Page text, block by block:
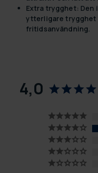
Extra trygghet: Den
ytterligare trygghet
fritidsanvändning.
4,0